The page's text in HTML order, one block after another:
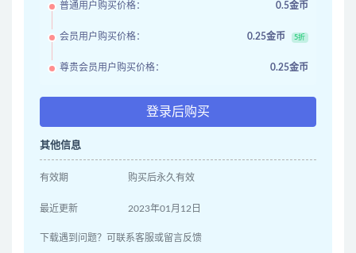
普通用户购买价格： 0.5金币
会员用户购买价格： 0.25金币 5折
尊贵会员用户购买价格： 0.25金币
登录后购买
其他信息
有效期 购买后永久有效
最近更新 2023年01月12日
下载遇到问题？可联系客服或留言反馈